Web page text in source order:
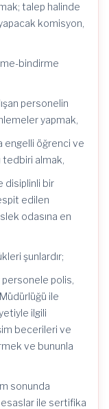
talep halinde
komisyon,
bindirme
personelin
yapmak,
engelli öğrenci ve
tedbiri almak,
disiplinli bir
edilen
odasına en
şunlardır;
personele polis,
ile
ilgili
becerileri ve
ve bununla
sonunda
ile sertifika